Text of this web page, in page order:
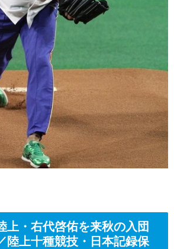
上・右代啓佑を来秋の入団
陸上十種競技・日本記録保